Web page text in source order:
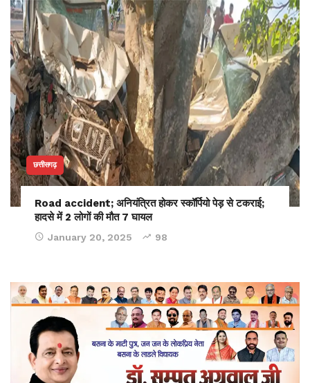
छत्तीसगढ़
Road accident; अनियंत्रित होकर स्कॉर्पियो पेड़ से टकराई;
हादसे में 2 लोगों की मौत 7 घायल
January 20, 2025 98